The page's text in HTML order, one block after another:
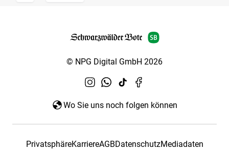
© NPG Digital GmbH 2026
Wo Sie uns noch folgen können
PrivatsphäreKarriereAGBDatenschutzMediadaten